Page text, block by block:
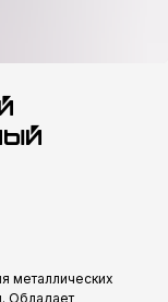
металлических
Обладает